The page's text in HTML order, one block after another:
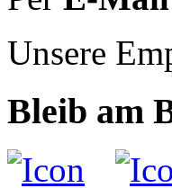
Unsere
Bleib am